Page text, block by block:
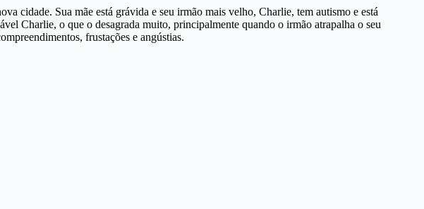
cidade. Sua mãe está grávida e seu irmão mais velho, Charlie, tem autismo e está
Charlie, o que o desagrada muito, principalmente quando o irmão atrapalha o seu
frustações e angústias.